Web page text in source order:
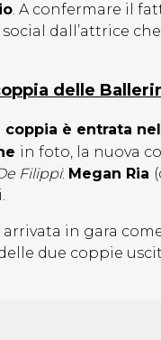
. A confermare il
dall’attrice
delle
coppia è entrata
in foto, la nuova
Filippi: Megan Ria
in gara
due coppie